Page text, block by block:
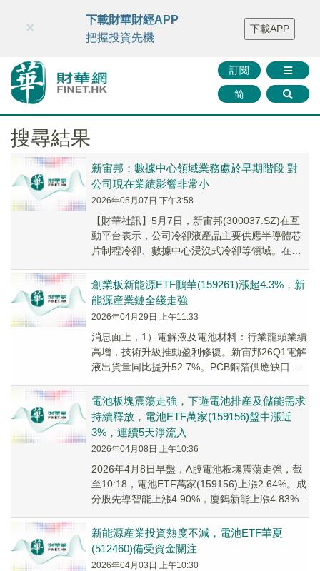
財華智庫網 FINTV FINMETA 財華證券 媒體矩陣
智庫沙龍
聯絡我們
訂閱
简
×
下載財華財經APP
把握投資先機
下載APP
搜尋結果
新宙邦：數據中心領域業務處於早期階段 對
公司現在業績影響非常小
2026年05月07日 下午3:58
【財華社訊】5月7日，新宙邦(300037.SZ)在互
動平台表示，公司冷卻液產品主要供應半導體芯
片制程冷卻、數據中心浸沒式冷卻等領域。在數
創業板新能源ETF鵬華(159261)漲超4.3%，新
能源産業鏈全綫走強
2026年04月29日 上午11:33
消息面上，1）電解液及電池材料：行業龍頭業績
高增，技術升級推動盈利修復。新宙邦26Q1電解
液出貨量同比提升52.7%。PCB銅箔供應缺口持
電池板塊震蕩走強，下遊電池排産及儲能需求
持續釋放，電池ETF萬家(159156)盤中漲近
3%，連續5天淨流入
2026年04月08日 上午10:36
2026年4月8日早盤，A股電池板塊震蕩走強，截
至10:18，電池ETF萬家(159156)上漲2.64%。成
分股先導智能上漲4.90%，廈鎢新能上漲4.83%，
新能源産業投資熱度不減，電池ETF華夏
(512460)備受資金關注
2026年04月03日 上午10:30